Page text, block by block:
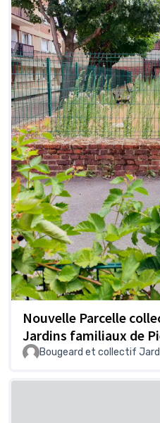
Nouvelle Parcelle
Jardins familiaux de
Bougeard et collectif